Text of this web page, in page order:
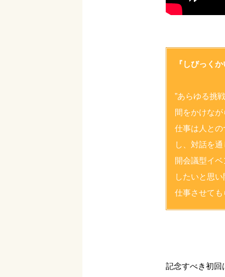
『しびっく
”あらゆる挑
間をかけな
仕事は人と
し、対話を
開会議型イ
したいと思
仕事させて
記念すべき初回